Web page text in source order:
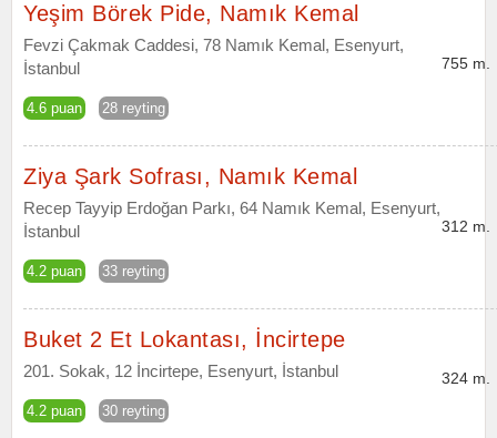
Yeşim Börek Pide, Namık Kemal
Fevzi Çakmak Caddesi, 78 Namık Kemal, Esenyurt,
İstanbul
4.6 puan 28 reyting
755 m.
Ziya Şark Sofrası, Namık Kemal
Recep Tayyip Erdoğan Parkı, 64 Namık Kemal, Esenyurt,
İstanbul
4.2 puan 33 reyting
312 m.
Buket 2 Et Lokantası, İncirtepe
201. Sokak, 12 İncirtepe, Esenyurt, İstanbul
4.2 puan 30 reyting
324 m.